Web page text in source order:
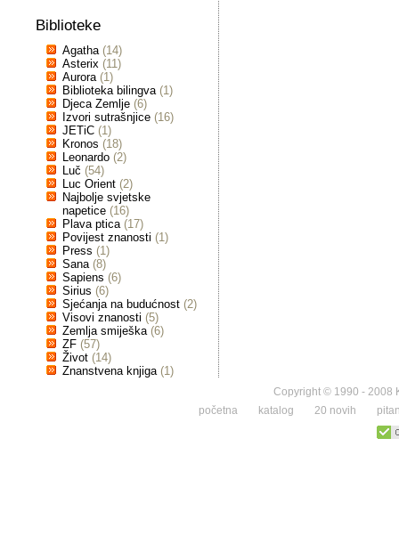
Biblioteke
Agatha (14)
Asterix (11)
Aurora (1)
Biblioteka bilingva (1)
Djeca Zemlje (6)
Izvori sutrašnjice (16)
JETiC (1)
Kronos (18)
Leonardo (2)
Luč (54)
Luc Orient (2)
Najbolje svjetske
napetice (16)
Plava ptica (17)
Povijest znanosti (1)
Press (1)
Sana (8)
Sapiens (6)
Sirius (6)
Sjećanja na budućnost (2)
Visovi znanosti (5)
Zemlja smiješka (6)
ZF (57)
Život (14)
Znanstvena knjiga (1)
Copyright © 1990 - 2008
početna
katalog 20 novih